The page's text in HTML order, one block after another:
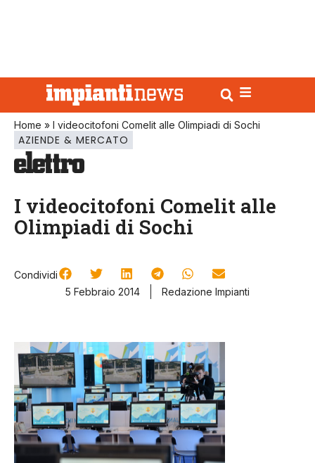
Home » I videocitofoni Comelit alle Olimpiadi di Sochi
AZIENDE & MERCATO
I videocitofoni Comelit alle
Olimpiadi di Sochi
Condividi
5 Febbraio 2014
Redazione Impianti